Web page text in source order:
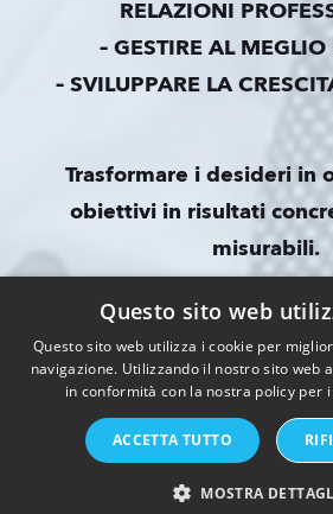
RELAZIONI
– GESTIRE AL
– SVILUPPARE LA
Trasformare i desideri in
obiettivi in risultati
misurabili.
qui.
Mi pare già
Facebook
Questo sito web
Questo sito web utilizza i cookie per
navigazione. Utilizzando il nostro sito web
in conformità con la nostra policy per
ACCETTA TUTTO
MOSTRA